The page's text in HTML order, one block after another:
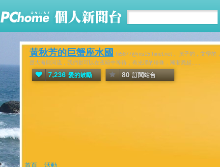
黃秋芳的巨蟹座水國
hi5877@ms15.hinet.net 。孩子的，文學
是大海與河流，我們都可以在夜暗中等待，有光澤的珍珠，漸漸亮起......
7,236 愛的鼓勵 80 訂閱站台
首頁 活動